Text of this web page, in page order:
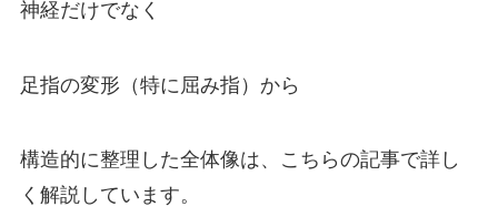
神経だけでなく
足指の変形（特に屈み指）から
構造的に整理した全体像は、こちらの記事で詳し
く解説しています。